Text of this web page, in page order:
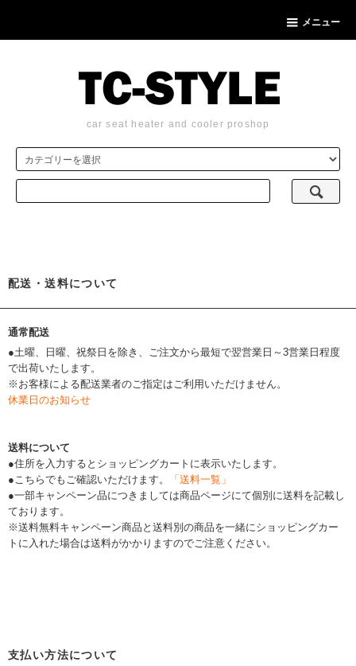
メニュー
car seat heater and cooler proshop
配送・送料について
通常配送
●土曜、日曜、祝祭日を除き、ご注文から最短で翌営業日～3営業日程度
で出荷いたします。
※お客様による配送業者のご指定はご利用いただけません。
休業日のお知らせ
送料について
●住所を入力するとショッピングカートに表示いたします。
●こちらでもご確認いただけます。
「送料一覧」
●一部キャンペーン品につきましては商品ページにて個別に送料を記載し
ております。
※送料無料キャンペーン商品と送料別の商品を一緒にショッピングカー
トに入れた場合は送料がかかりますのでご注意ください。
支払い方法について